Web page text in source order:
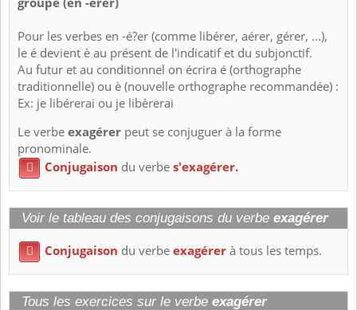
Pour les verbes en -é?er (comme libérer, aérer, gérer, ...),
le é devient è au présent de l'indicatif et du subjonctif.
Au futur et au conditionnel on écrira é (orthographe
traditionnelle) ou è (nouvelle orthographe recommandée) :
Ex: je libérerai ou je libèrerai
Le verbeexagérer peut se conjuguer à la forme
pronominale.
 Conjugaison du verbes'exagérer.
Voir le tableau des conjugaisons du verbe exagérer
 Conjugaison du verbeexagérerà tous les temps.
Tous les exercices sur le verbe exagérer